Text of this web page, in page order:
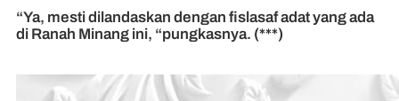
“Ya, mesti dilandaskan dengan fislasaf adat yang ada
di Ranah Minang ini, “pungkasnya. (***)